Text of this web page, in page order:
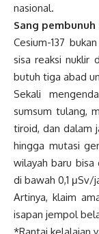
nasional.
Sang pembunuh
Cesium-137
sisa reaksi nuklir
butuh tiga abad
Sekali
sumsum tulang,
tiroid, dan dalam
hingga mutasi
wilayah baru bisa
di bawah 0,1
Artinya, klaim
isapan jempol